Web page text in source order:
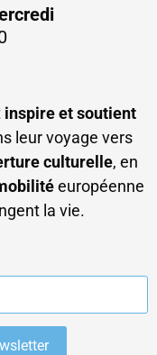
inspire et soutient
leur voyage vers
culturelle, en
européenne
la vie.